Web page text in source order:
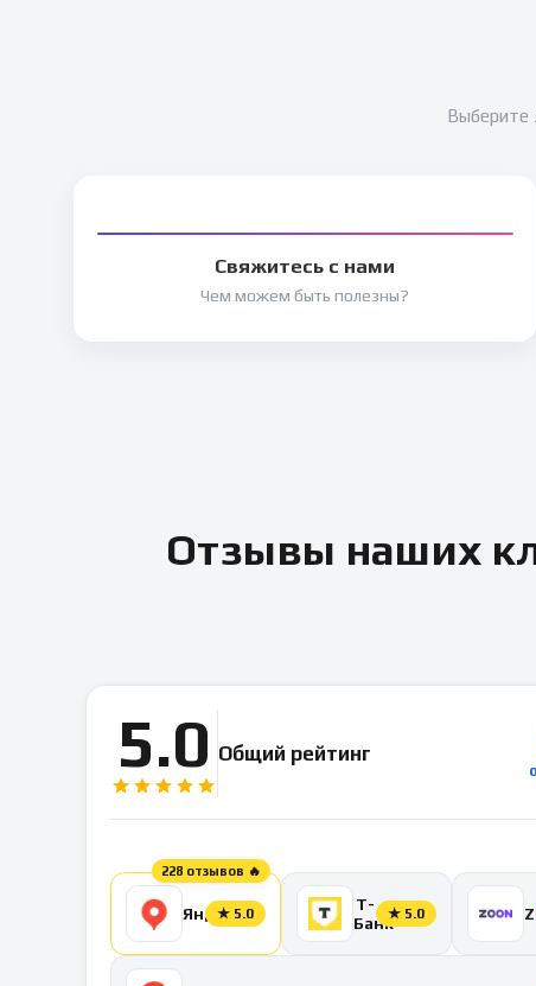
Выберите
Свяжитесь с нами
Чем можем быть полезны?
Отзывы наших
5.0 Общий рейтинг
228 отзывов 🔥
Яндекс
★ 5.0
Т-
Банк★ 5.0